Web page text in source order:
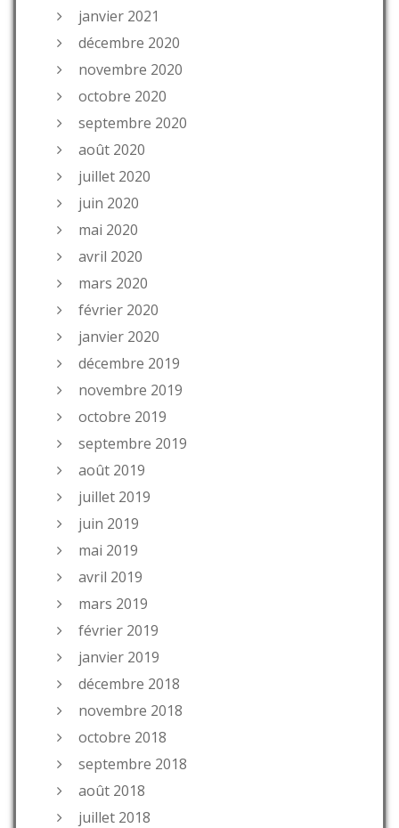
janvier 2021
décembre 2020
novembre 2020
octobre 2020
septembre 2020
août 2020
juillet 2020
juin 2020
mai 2020
avril 2020
mars 2020
février 2020
janvier 2020
décembre 2019
novembre 2019
octobre 2019
septembre 2019
août 2019
juillet 2019
juin 2019
mai 2019
avril 2019
mars 2019
février 2019
janvier 2019
décembre 2018
novembre 2018
octobre 2018
septembre 2018
août 2018
juillet 2018